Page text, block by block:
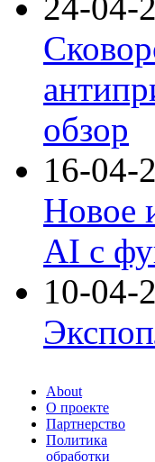
обзор
16-04-
Новое
AI с
10-04-
About
О проекте
Партнерство
Политика
обработки